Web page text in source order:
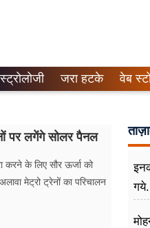
जरा हटके वेब
पर लगेंगे सोलर पैनल
करने के लिए सौर ऊर्जा को
मेट्रो ट्रेनों का परिचालन